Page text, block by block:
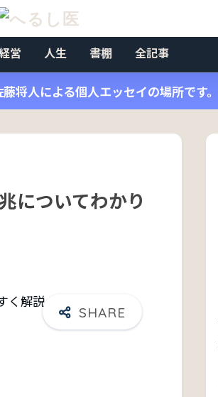
営 人生 書棚 全記事
将人による個人エッセイの場所です。
についてわかり